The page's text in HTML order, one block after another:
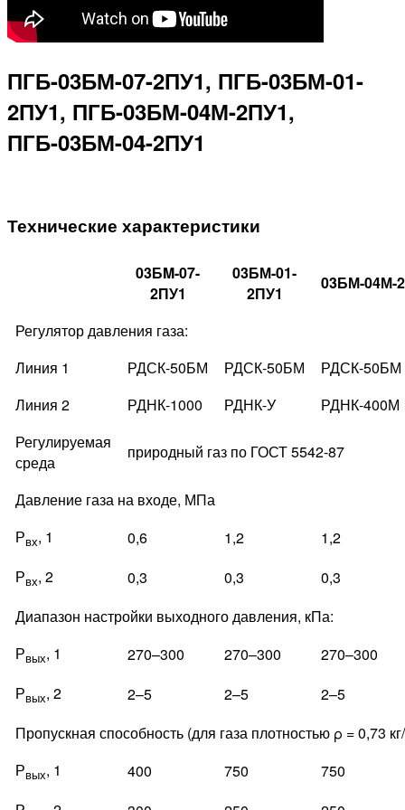
ПГБ-03БМ-07-2ПУ1, ПГБ-03БМ-01-
2ПУ1, ПГБ-03БМ-04М-2ПУ1,
ПГБ-03БМ-04-2ПУ1
Технические характеристики
03БM-07-
2ПУ1
03БМ-01-
2ПУ1
03БМ-04М-
Регулятор давления газа:
Линия 1
РДСК-50БМ РДСК-50БМ
РДСК-50БМ
Линия 2
РДНК-1000 РДНК-У
РДНК-400М
Регулируемая
среда
природный газ по ГОСТ 5542-87
Давление газа на входе, МПа
Рвх, 1 0,6 1,2
1,2
Рвх, 2 0,3 0,3
0,3
Диапазон настройки выходного давления, кПа:
Рвых, 1 270–300 270–300
270–300
Рвых, 2 2–5 2–5
2–5
Пропускная способность (для газа плотностью ρ = 0,73
Рвых, 1 400 750
750